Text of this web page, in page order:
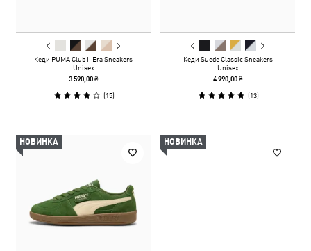
Кеди PUMA Club II Era Sneakers
Unisex
3 590,00 ₴
(15)
Кеди Suede Classic Sneakers
Unisex
4 990,00 ₴
(13)
НОВИНКА НОВИНКА